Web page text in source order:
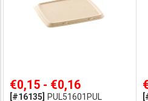
€0,15 - €0,16
[#16135]
PUL51601PUL